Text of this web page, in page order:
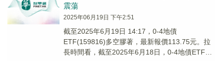
震蕩
2025年06月19日 下午2:51
截至2025年6月19日 14:17，0-4地債
ETF(159816)多空膠著，最新報價113.75元。拉
長時間看，截至2025年6月18日，0-4地債ETF近